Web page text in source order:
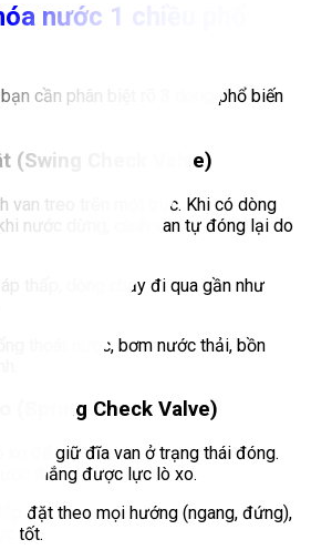
nước 1 chiều phổ
cần phân biệt rõ 3 dòng phổ biến
(Swing Check Valve)
van treo trên một trục. Khi có dòng
nước dừng, cánh van tự đóng lại do
thấp, dòng chảy đi qua gần như
thoát nước, bơm nước thải, bồn
(Spring Check Valve)
để giữ đĩa van ở trạng thái đóng.
thắng được lực lò xo.
lắp đặt theo mọi hướng (ngang, đứng),
tốt.